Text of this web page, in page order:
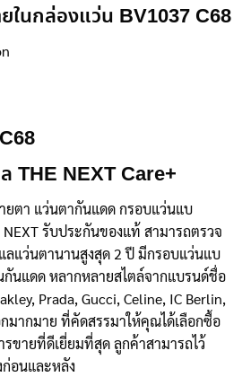
ในกล่องแว่น BV1037 C68
THE NEXT Care+
ยตา แว่นตากันแดด กรอบแว่นแบ
รับประกันของแท้ สามารถตรวจ
ลแว่นตานานสูงสุด 2 ปี มีกรอบแว่นแบ
กันแดด หลากหลายสไตล์จากแบรนด์ชื่อ
Prada, Gucci, Celine, IC Berlin,
มากมาย ที่คัดสรรมาให้คุณได้เลือกซื้อ
ขายที่ดีเยี่ยมที่สุด ลูกค้าสามารถไว้
ก่อนและหลัง